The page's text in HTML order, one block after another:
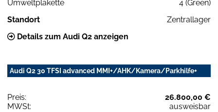
Umweltplakette
4 (Green)
Standort
Zentrallager
Details zum Audi Q2 anzeigen
Audi Q2 30 TFSI advanced MMI+/AHK/Kamera/Parkhilfe+
Preis:
26.800,00 €
MWSt:
ausweisbar